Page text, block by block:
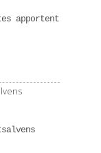
apportent